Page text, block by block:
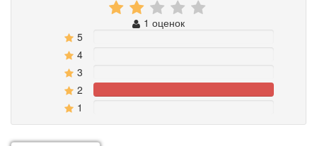
1 оценок
5
4
3
2 100%
1